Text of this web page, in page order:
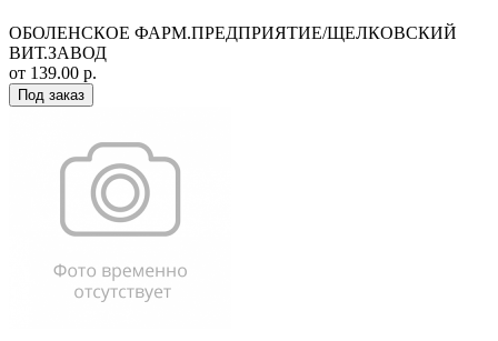
ОБОЛЕНСКОЕ ФАРМ.ПРЕДПРИЯТИЕ/ЩЕЛКОВСКИЙ
ВИТ.ЗАВОД
от 139.00 р.
Под заказ